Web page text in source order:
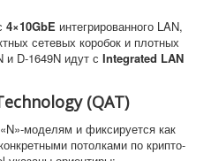
4×10GbE интегрированного LAN,
сетевых коробок и плотных
и D-1649N идут с Integrated LAN
(QAT)
моделям и фиксируется как
потолками по крипто-